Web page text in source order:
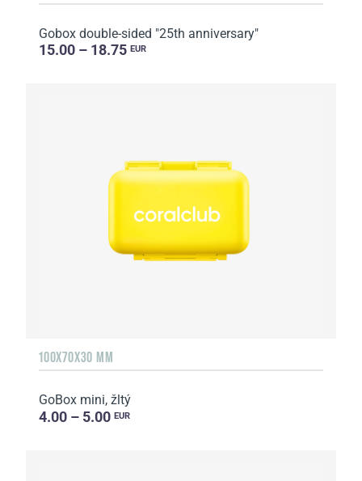
Gobox double-sided "25th anniversary"
15.00 – 18.75 EUR
100X70X30 MM
GoBox mini, žltý
4.00 – 5.00 EUR